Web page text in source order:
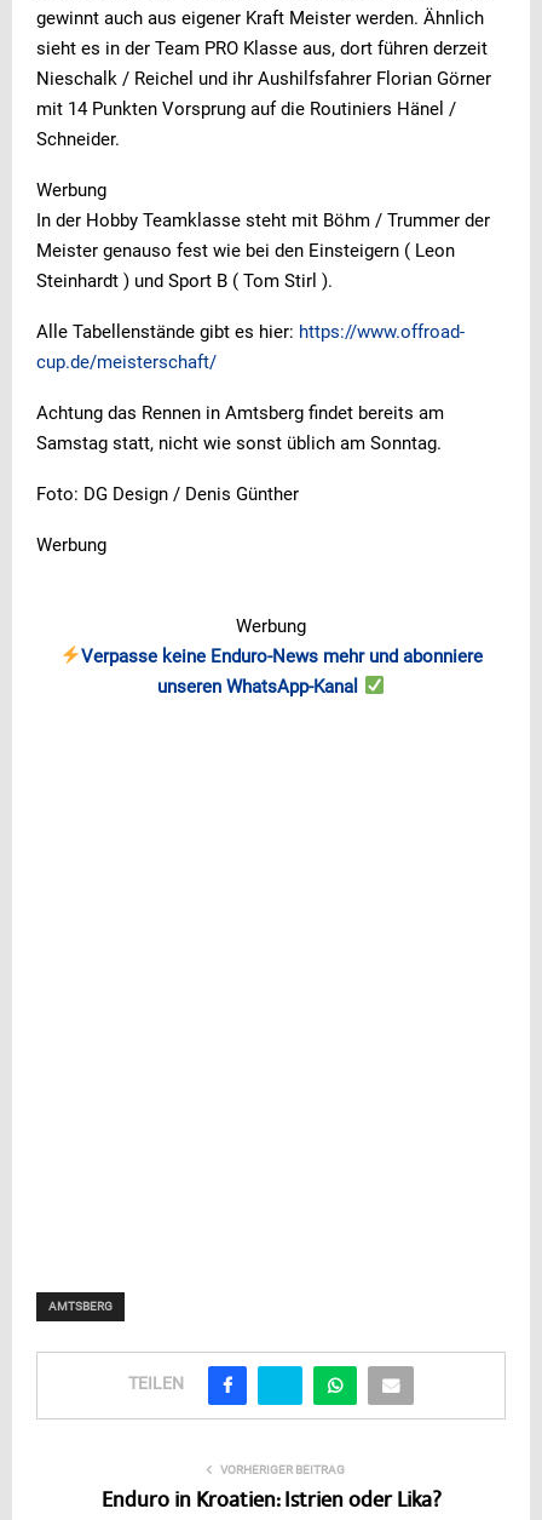
gewinnt auch aus eigener Kraft Meister werden. Ähnlich
sieht es in der Team PRO Klasse aus, dort führen derzeit
Nieschalk / Reichel und ihr Aushilfsfahrer Florian Görner
mit 14 Punkten Vorsprung auf die Routiniers Hänel /
Schneider.
Werbung
In der Hobby Teamklasse steht mit Böhm / Trummer der
Meister genauso fest wie bei den Einsteigern ( Leon
Steinhardt ) und Sport B ( Tom Stirl ).
Alle Tabellenstände gibt es hier: https://www.offroad-
cup.de/meisterschaft/
Achtung das Rennen in Amtsberg findet bereits am
Samstag statt, nicht wie sonst üblich am Sonntag.
Foto: DG Design / Denis Günther
Werbung
Werbung
Verpasse keine Enduro-News mehr und abonniere
unseren WhatsApp-Kanal
AMTSBERG
TEILEN
VORHERIGER BEITRAG
Enduro in Kroatien: Istrien oder Lika?